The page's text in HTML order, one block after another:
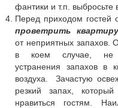
фантики и т.п. выбросьте
Перед приходом гостей
проветрить квартиру
от неприятных запахов.
в коем случае, не
устранения запахов в
воздуха. Зачастую
резкий запах,
нравиться гостям.